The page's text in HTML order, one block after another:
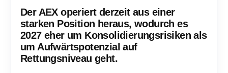
Der AEX operiert derzeit aus einer
starken Position heraus, wodurch es
2027 eher um Konsolidierungsrisiken als
um Aufwärtspotenzial auf
Rettungsniveau geht.